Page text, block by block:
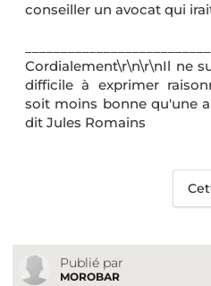
conseiller un avocat qui
Cordialement\r\n\r\nIl ne
difficile à exprimer
soit moins bonne qu'une
dit Jules Romains
Publié par
MOROBAR